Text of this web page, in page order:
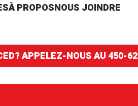
À PROPOSNOUS JOINDRE
APPELEZ-NOUS AU450-